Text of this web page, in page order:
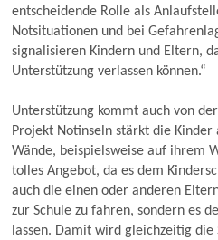
entscheidende Rolle als
Notsituationen und bei
signalisieren Kindern und Eltern,
Unterstützung verlassen können.“
Unterstützung kommt auch von
Projekt Notinseln stärkt die
Wände, beispielsweise auf ihrem
tolles Angebot, da es dem
auch die einen oder anderen
zur Schule zu fahren, sondern es
lassen. Damit wird gleichzeitig